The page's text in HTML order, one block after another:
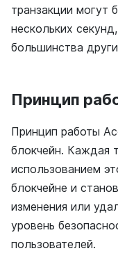
транзакции могут
нескольких
большинства
Принцип
Принцип работы
блокчейн. Каждая
использованием
блокчейне и
изменения или
уровень
пользователей.